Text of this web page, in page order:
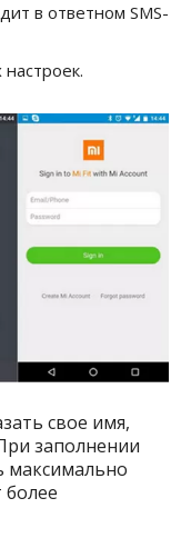
в ответном SMS-
свое имя,
заполнении
максимально
более